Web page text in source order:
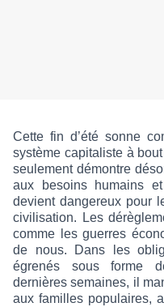
Cette fin d’été sonne
système capitaliste à
seulement démontre
aux besoins humains
devient dangereux pour
civilisation. Les
comme les guerres
de nous. Dans les
égrenés sous forme
dernières semaines, il
aux familles populaires,